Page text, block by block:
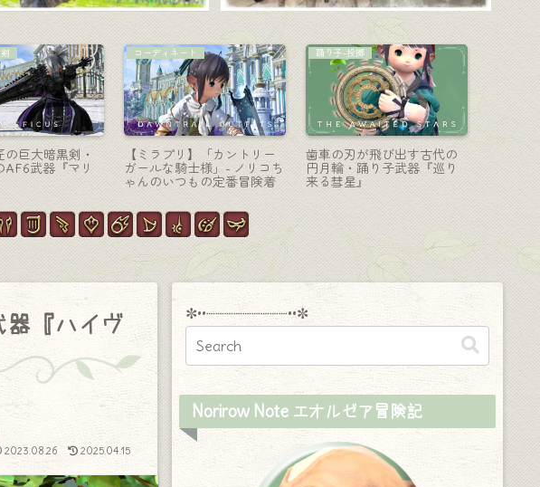
・白魔道士の
リゾン』シリ
ェル女子Ver.）
踊り子-投擲
シルバーアクセサリーのよ
うな踊り子武器・ヒュペル
ボレア造物院『キティセオ
ス・チャクラム』
ナイト-剣盾
ナイトのアニマウェポン第
六段階・幻想的に光る剣
『セインズソード＆シール
ド・シャープ』
蝶が舞
『ハイヴ
2023.08.26 2025.04.15
✼••┈┈┈┈┈┈┈┈┈••✼
Norirow Note エオルゼア冒険記